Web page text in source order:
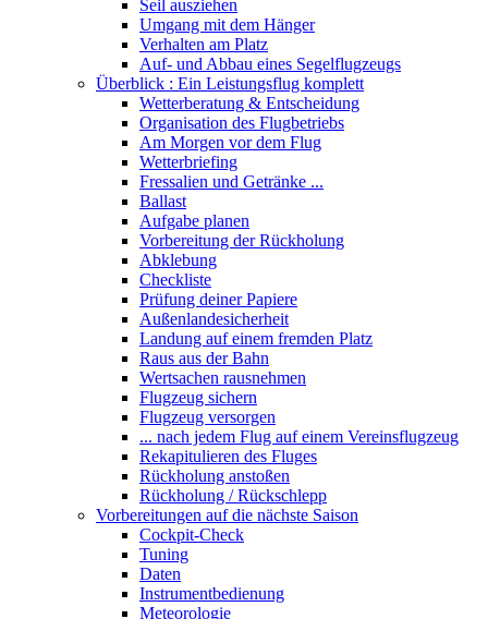
Seil ausziehen
Umgang mit dem Hänger
Verhalten am Platz
Auf- und Abbau eines Segelflugzeugs
Überblick : Ein Leistungsflug komplett
Wetterberatung & Entscheidung
Organisation des Flugbetriebs
Am Morgen vor dem Flug
Wetterbriefing
Fressalien und Getränke ...
Ballast
Aufgabe planen
Vorbereitung der Rückholung
Abklebung
Checkliste
Prüfung deiner Papiere
Außenlandesicherheit
Landung auf einem fremden Platz
Raus aus der Bahn
Wertsachen rausnehmen
Flugzeug sichern
Flugzeug versorgen
... nach jedem Flug auf einem Vereinsflugzeug
Rekapitulieren des Fluges
Rückholung anstoßen
Rückholung / Rückschlepp
Vorbereitungen auf die nächste Saison
Cockpit-Check
Tuning
Daten
Instrumentbedienung
Meteorologie